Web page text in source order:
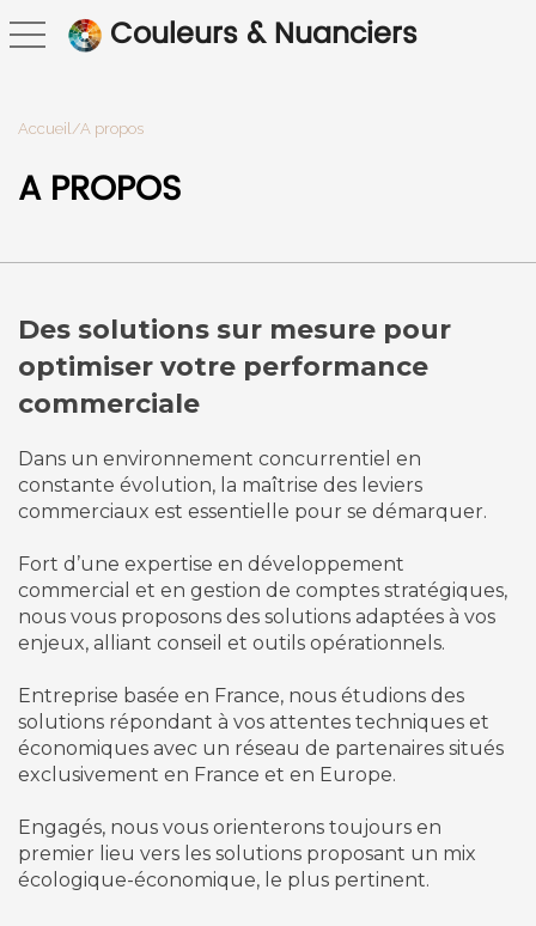
Couleurs & Nuanciers
toggle navigation
Accueil/A propos
A PROPOS
Des solutions sur mesure pour
optimiser votre performance
commerciale
Dans un environnement concurrentiel en
constante évolution, la maîtrise des leviers
commerciaux est essentielle pour se démarquer.
Fort d’une expertise en développement
commercial et en gestion de comptes stratégiques,
nous vous proposons des solutions adaptées à vos
enjeux, alliant conseil et outils opérationnels.
Entreprise basée en France, nous étudions des
solutions répondant à vos attentes techniques et
économiques avec un réseau de partenaires situés
exclusivement en France et en Europe.
Engagés, nous vous orienterons toujours en
premier lieu vers les solutions proposant un mix
écologique-économique, le plus pertinent.